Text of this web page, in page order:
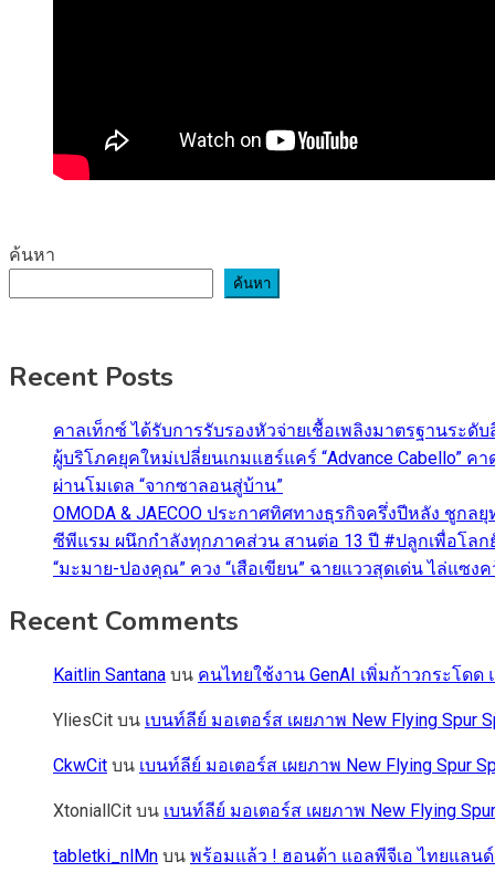
ค้นหา
ค้นหา
Recent Posts
คาลเท็กซ์ ได้รับการรับรองหัวจ่ายเชื้อเพลิงมาตรฐานร
ผู้บริโภคยุคใหม่เปลี่ยนเกมแฮร์แคร์ “Advance
ผ่านโมเดล “จากซาลอนสู่บ้าน”
OMODA & JAECOO ประกาศทิศทางธุรกิจครึ่งปีหลัง ชูกล
ซีพีแรม ผนึกกำลังทุกภาคส่วน สานต่อ 13 ปี #ปลูกเพื่อโลก
“มะมาย-ปองคุณ” ควง “เสือเขียน” ฉายแววสุดเด่น ไล่แ
Recent Comments
Kaitlin Santana บน คนไทยใช้งาน GenAI เพิ่มก้าวกระโด
YliesCit บน เบนท์ลีย์ มอเตอร์ส เผยภาพ New Flying
CkwCit บน เบนท์ลีย์ มอเตอร์ส เผยภาพ New Flying Spur
XtoniallCit บน เบนท์ลีย์ มอเตอร์ส เผยภาพ New Flying
tabletki_nlMn บน พร้อมแล้ว ! ฮอนด้า แอลพีจีเอ ไทยแลนด์